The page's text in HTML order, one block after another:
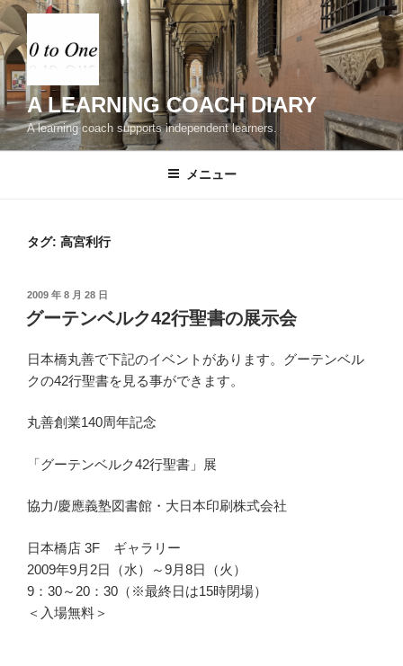
コ
ン
テ
ン
ツ
へ
ス
A LEARNING COACH DIARY
A learning coach supports independent learners.
メニュー
タグ: 高宮利行
投
稿
日:
2009 年 8 月 28 日
グーテンベルク42行聖書の展示会
日本橋丸善で下記のイベントがあります。グーテンベル
クの42行聖書を見る事ができます。
丸善創業140周年記念
「グーテンベルク42行聖書」展
協力/慶應義塾図書館・大日本印刷株式会社
日本橋店 3F ギャラリー
2009年9月2日（水）～9月8日（火）
9：30～20：30（※最終日は15時閉場）
＜入場無料＞